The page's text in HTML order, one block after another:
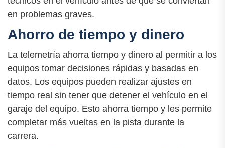
en problemas graves.
Ahorro de tiempo y dinero
La telemetría ahorra tiempo y dinero al permitir a los
equipos tomar decisiones rápidas y basadas en
datos. Los equipos pueden realizar ajustes en
tiempo real sin tener que detener el vehículo en el
garaje del equipo. Esto ahorra tiempo y les permite
completar más vueltas en la pista durante la
carrera.